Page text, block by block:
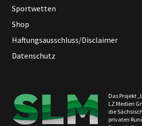
Sportwetten
Shop
Haftungsausschluss/Disclaimer
Datenschutz
Das Projekt
LZ Medien
die
privaten